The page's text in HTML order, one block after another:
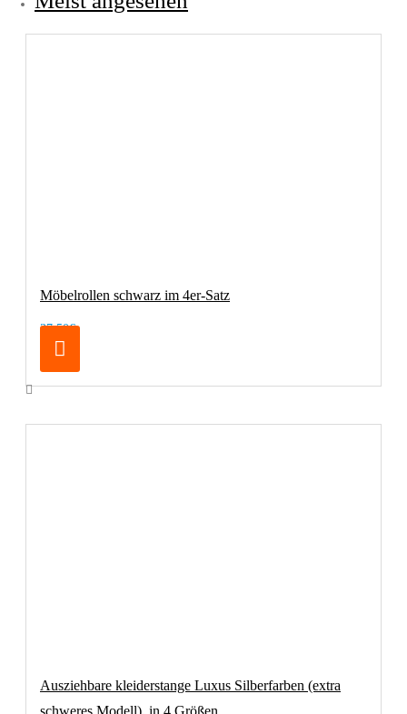
Möbelrollen schwarz im 4er-Satz
37,50€
Ausziehbare kleiderstange Luxus Silberfarben (extra
schweres Modell), in 4 Größen